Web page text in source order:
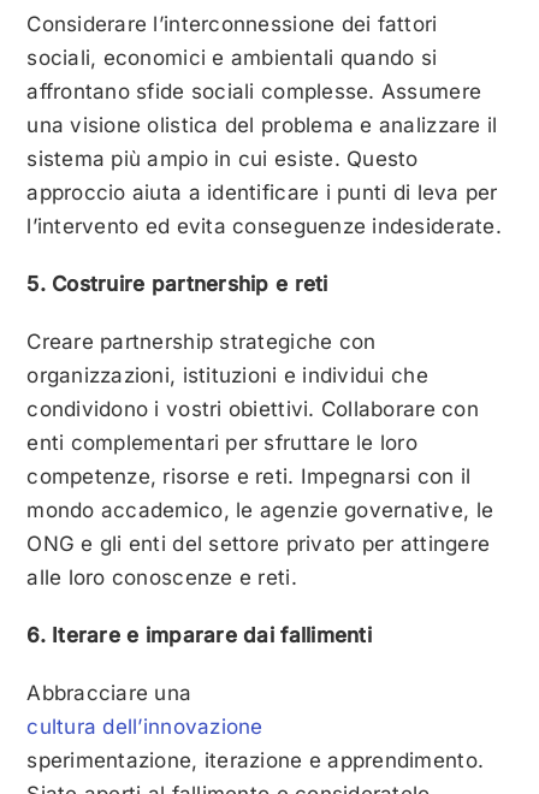
Considerare l’interconnessione dei fattori
sociali, economici e ambientali quando si
affrontano sfide sociali complesse. Assumere
una visione olistica del problema e analizzare il
sistema più ampio in cui esiste. Questo
approccio aiuta a identificare i punti di leva per
l’intervento ed evita conseguenze indesiderate.
5. Costruire partnership e reti
Creare partnership strategiche con
organizzazioni, istituzioni e individui che
condividono i vostri obiettivi. Collaborare con
enti complementari per sfruttare le loro
competenze, risorse e reti. Impegnarsi con il
mondo accademico, le agenzie governative, le
ONG e gli enti del settore privato per attingere
alle loro conoscenze e reti.
6. Iterare e imparare dai fallimenti
Abbracciare una
cultura dell’innovazione
sperimentazione, iterazione e apprendimento.